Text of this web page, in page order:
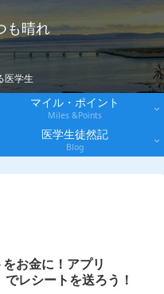
も晴れ
医学生
マイル・ポイント
Miles &Points
医学生徒然記
Blog
をお金に！アプリ
でレシートを送ろう！